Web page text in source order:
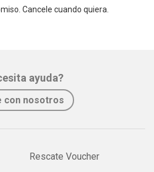
Cancele cuando quiera.
ayuda?
con nosotros
Rescate Voucher